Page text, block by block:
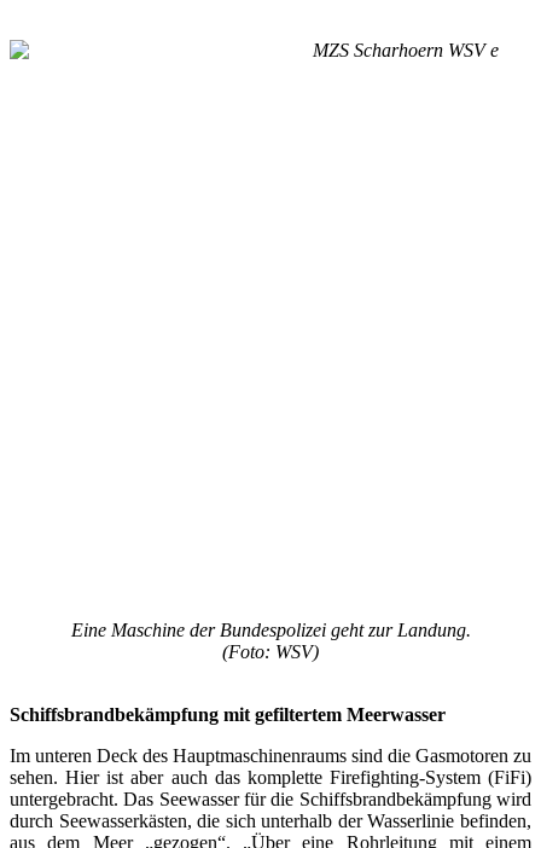
Eine Maschine der Bundespolizei geht zur Landung.
(Foto: WSV)
Schiffsbrandbekämpfung mit gefiltertem Meerwasser
Im unteren Deck des Hauptmaschinenraums sind die Gasmotoren zu
sehen. Hier ist aber auch das komplette Firefighting-System (FiFi)
untergebracht. Das Seewasser für die Schiffsbrandbekämpfung wird
durch Seewasserkästen, die sich unterhalb der Wasserlinie befinden,
aus dem Meer „gezogen“. „Über eine Rohrleitung mit einem